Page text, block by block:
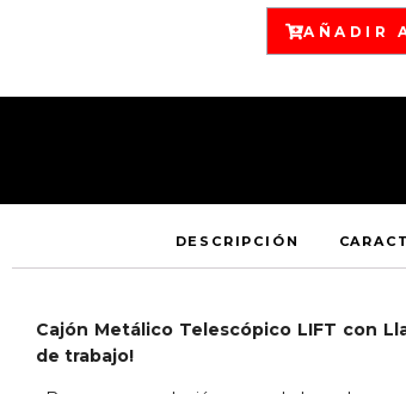
AÑADIR
DESCRIPCIÓN
Cajón Metálico Telescópico LIFT con
de trabajo!